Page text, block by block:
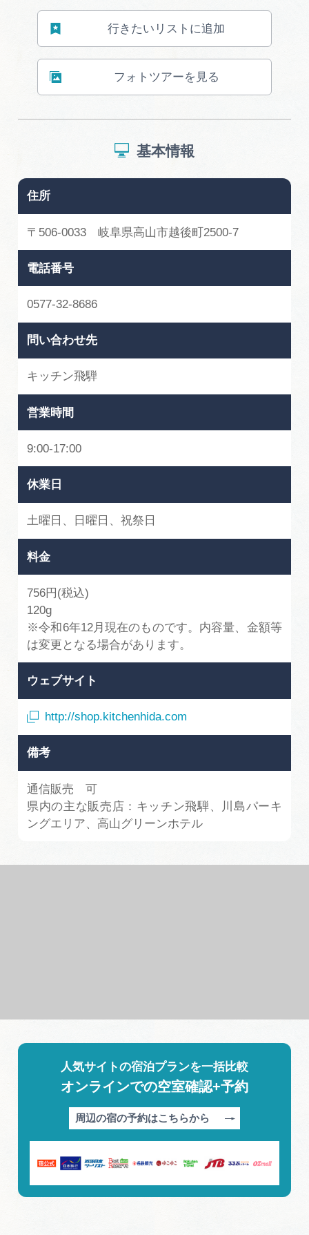
サイトポリシー
行きたいリストに追加
フォトツアーを見る
基本情報
住所
〒506-0033 岐阜県高山市越後町2500-7
電話番号
0577-32-8686
問い合わせ先
キッチン飛騨
営業時間
9:00-17:00
休業日
土曜日、日曜日、祝祭日
料金
756円(税込)
120g
※令和6年12月現在のものです。内容量、金額等
は変更となる場合があります。
ウェブサイト
http://shop.kitchenhida.com
備考
通信販売 可
県内の主な販売店：キッチン飛騨、川島パーキ
ングエリア、高山グリーンホテル
人気サイトの宿泊プランを一括比較
オンラインでの空室確認+予約
周辺の宿の予約はこちらから